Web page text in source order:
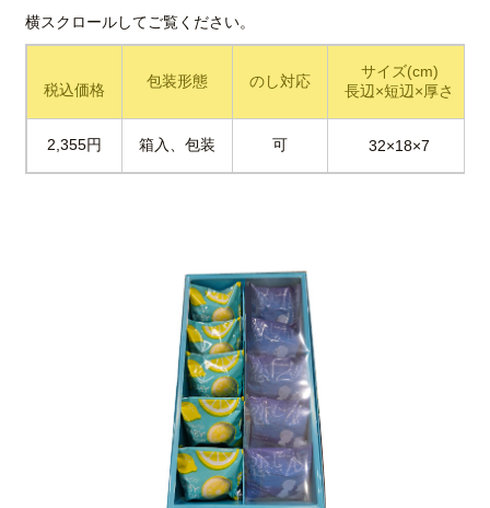
税込価格 包装形態 のし対応
サイズ(cm)
長辺×短辺×厚さ
2,355円 箱入、包装 可 32×18×7